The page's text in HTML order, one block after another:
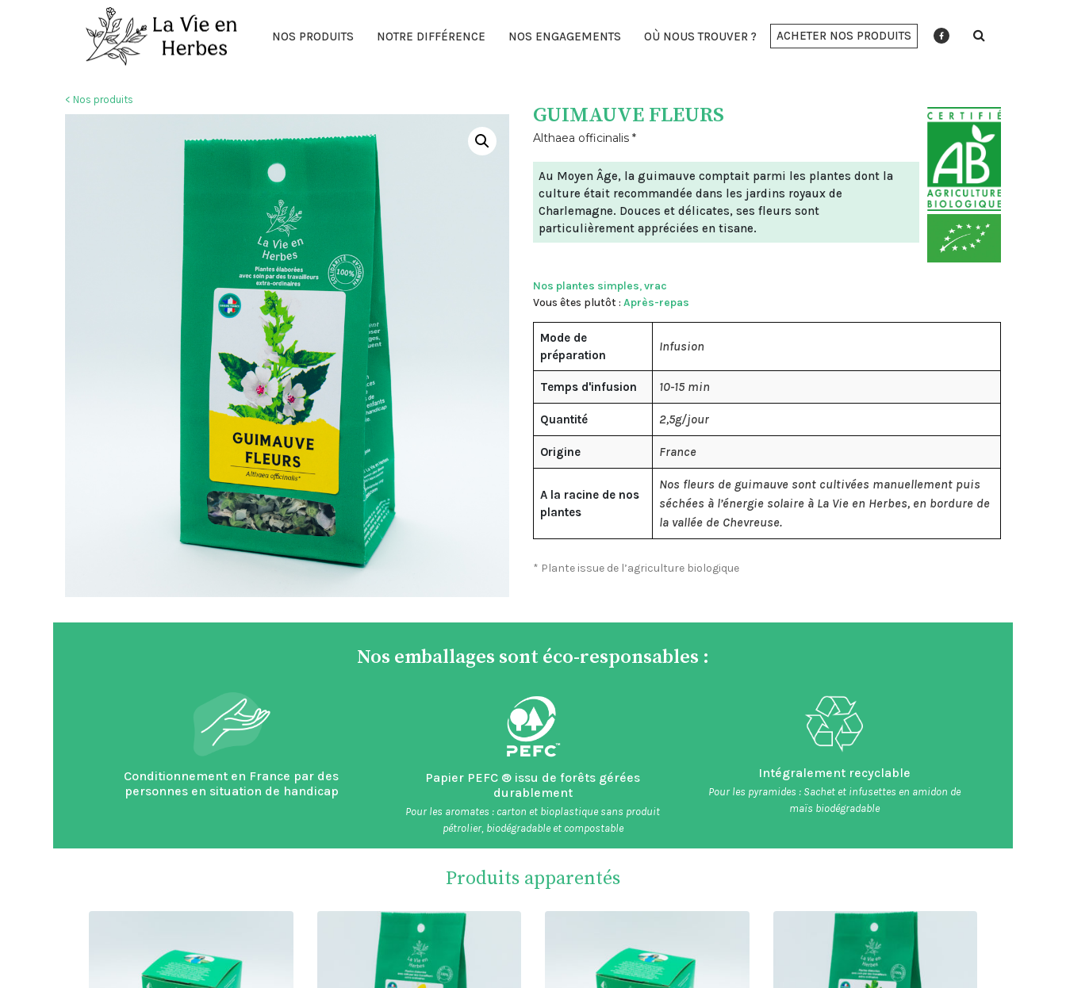
NOS PRODUITS NOTRE DIFFÉRENCE NOS ENGAGEMENTS OÙ NOUS TROUVER ? ACHETER NOS PRODUITS
< Nos produits
GUIMAUVE FLEURS
Althaea officinalis *
Au Moyen Âge, la guimauve comptait parmi les plantes dont la
culture était recommandée dans les jardins royaux de
Charlemagne. Douces et délicates, ses fleurs sont
particulièrement appréciées en tisane.
Nos plantes simples,vrac
Vous êtes plutôt : Après-repas
Mode de
préparation
Infusion
Temps d'infusion 10-15 min
Quantité 2,5g/jour
Origine France
A la racine de nos
plantes
Nos fleurs de guimauve sont cultivées manuellement puis
séchées à l’énergie solaire à La Vie en Herbes, en bordure de
la vallée de Chevreuse.
* Plante issue de l’agriculture biologique
Nos emballages sont éco-responsables :
Conditionnement en France par des
personnes en situation de handicap
Papier PEFC ® issu de forêts gérées
durablement
Pour les aromates : carton et bioplastique sans produit
pétrolier, biodégradable et compostable
Intégralement recyclable
Pour les pyramides : Sachet et infusettes en amidon de
maïs biodégradable
Produits apparentés